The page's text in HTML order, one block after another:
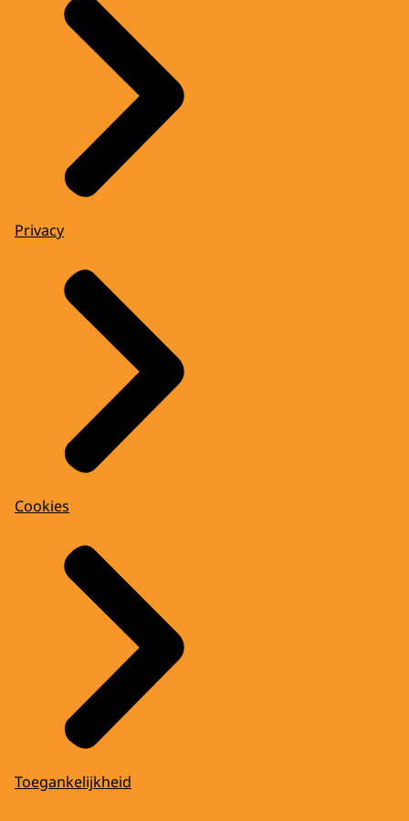
Privacy
Cookies
Toegankelijkheid